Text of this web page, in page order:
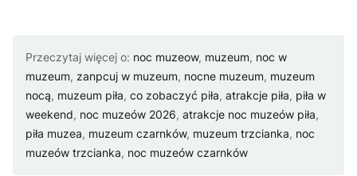
Przeczytaj więcej o: noc muzeow, muzeum, noc w
muzeum, zanpcuj w muzeum, nocne muzeum, muzeum
nocą, muzeum piła, co zobaczyć piła, atrakcje piła, piła w
weekend, noc muzeów 2026, atrakcje noc muzeów piła,
piła muzea, muzeum czarnków, muzeum trzcianka, noc
muzeów trzcianka, noc muzeów czarnków